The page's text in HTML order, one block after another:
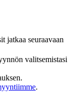
jatkaa seuraavaan
valitsemistasi
.